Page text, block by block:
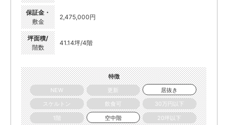
保証金・
敷金
2,475,000円
坪面積/
階数
41.14坪/4階
特徴
NEW
更新
居抜き
スケルトン
飲食可
30万円以下
1階
空中階
20坪以下